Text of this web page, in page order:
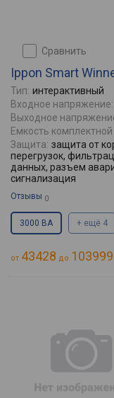
сравнить
Ippon Smart
Тип: интерактивный
Входное напряжение:
Выходное
Емкость
Защита: защита от
перегрузок,
данных, разъем
сигнализация
Отзывы 0
3000 ВА + ещё 4
от 43428 до 103999